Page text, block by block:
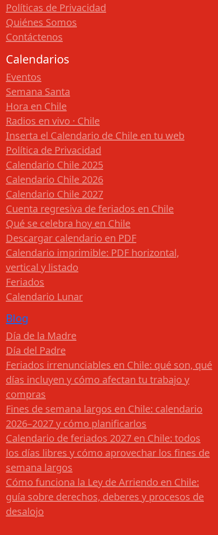
Políticas de Privacidad
Quiénes Somos
Contáctenos
Calendarios
Eventos
Semana Santa
Hora en Chile
Radios en vivo · Chile
Inserta el Calendario de Chile en tu web
Política de Privacidad
Calendario Chile 2025
Calendario Chile 2026
Calendario Chile 2027
Cuenta regresiva de feriados en Chile
Qué se celebra hoy en Chile
Descargar calendario en PDF
Calendario imprimible: PDF horizontal,
vertical y listado
Feriados
Calendario Lunar
Blog
Día de la Madre
Día del Padre
Feriados irrenunciables en Chile: qué son, qué
días incluyen y cómo afectan tu trabajo y
compras
Fines de semana largos en Chile: calendario
2026–2027 y cómo planificarlos
Calendario de feriados 2027 en Chile: todos
los días libres y cómo aprovechar los fines de
semana largos
Cómo funciona la Ley de Arriendo en Chile:
guía sobre derechos, deberes y procesos de
desalojo